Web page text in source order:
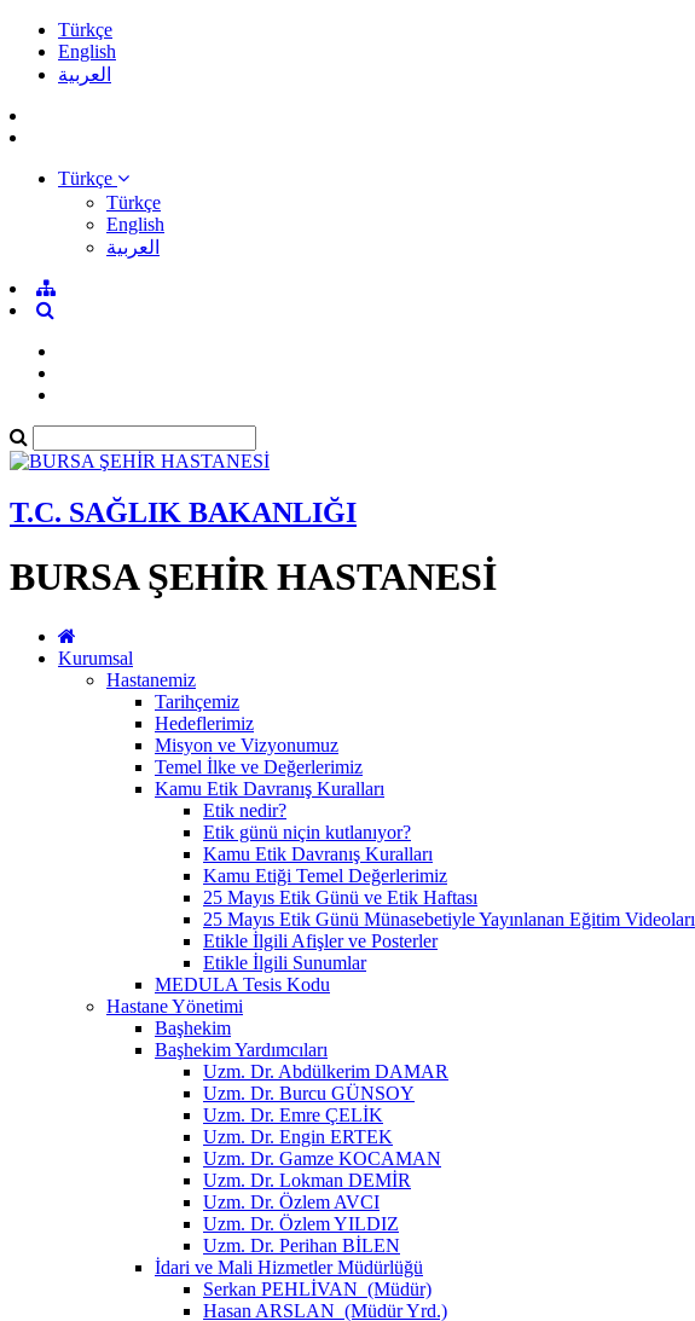
Türkçe
English
العربية
Türkçe
Türkçe
English
العربية
T.C. SAĞLIK BAKANLIĞI
BURSA ŞEHİR HASTANESİ
Kurumsal
Hastanemiz
Tarihçemiz
Hedeflerimiz
Misyon ve Vizyonumuz
Temel İlke ve Değerlerimiz
Kamu Etik Davranış Kuralları
Etik nedir?
Etik günü niçin kutlanıyor?
Kamu Etik Davranış Kuralları
Kamu Etiği Temel Değerlerimiz
25 Mayıs Etik Günü ve Etik Haftası
25 Mayıs Etik Günü Münasebetiyle Yayınlanan Eğitim Videoları
Etikle İlgili Afişler ve Posterler
Etikle İlgili Sunumlar
MEDULA Tesis Kodu
Hastane Yönetimi
Başhekim
Başhekim Yardımcıları
Uzm. Dr. Abdülkerim DAMAR
Uzm. Dr. Burcu GÜNSOY
Uzm. Dr. Emre ÇELİK
Uzm. Dr. Engin ERTEK
Uzm. Dr. Gamze KOCAMAN
Uzm. Dr. Lokman DEMİR
Uzm. Dr. Özlem AVCI
Uzm. Dr. Özlem YILDIZ
Uzm. Dr. Perihan BİLEN
İdari ve Mali Hizmetler Müdürlüğü
Serkan PEHLİVAN (Müdür)
Hasan ARSLAN (Müdür Yrd.)